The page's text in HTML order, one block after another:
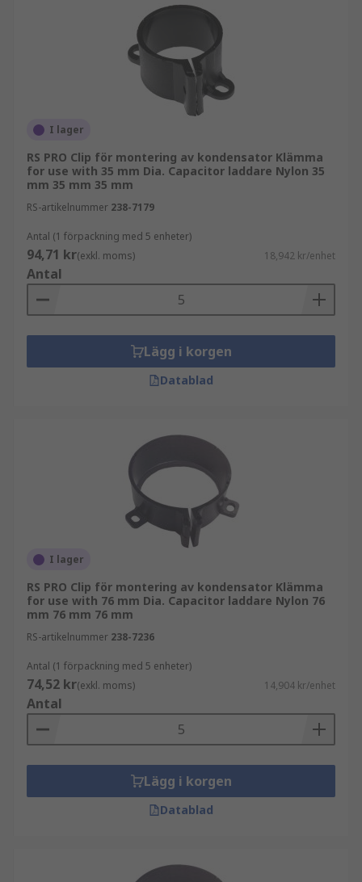
I lager
RS PRO Clip för montering av kondensator Klämma
for use with 35 mm Dia. Capacitor laddare Nylon 35
mm 35 mm 35 mm
RS-artikelnummer 238-7179
Antal (1 förpackning med 5 enheter)
94,71 kr(exkl. moms) 18,942 kr/enhet
Antal
Lägg i korgen
Datablad
I lager
RS PRO Clip för montering av kondensator Klämma
for use with 76 mm Dia. Capacitor laddare Nylon 76
mm 76 mm 76 mm
RS-artikelnummer 238-7236
Antal (1 förpackning med 5 enheter)
74,52 kr(exkl. moms) 14,904 kr/enhet
Antal
Lägg i korgen
Datablad